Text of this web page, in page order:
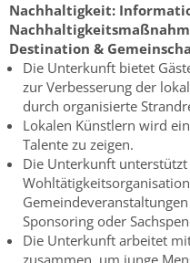
Nachhaltigkeit:
Destination &
Die Unterkunft bietet
zur Verbesserung der
durch organisierte
Lokalen Künstlern wird
Talente zu zeigen.
Die Unterkunft
Sponsoring oder
Die Unterkunft arbeitet
zusammen, um junge